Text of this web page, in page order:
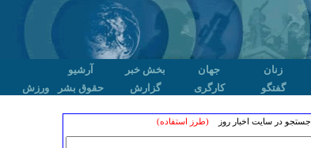
زنان جهان بخش خبر
آرشیو
گفتگو کارگری گزارش حقوق بشر ورزش
جستجو در سایت اخبار روز(طرز استفاده)